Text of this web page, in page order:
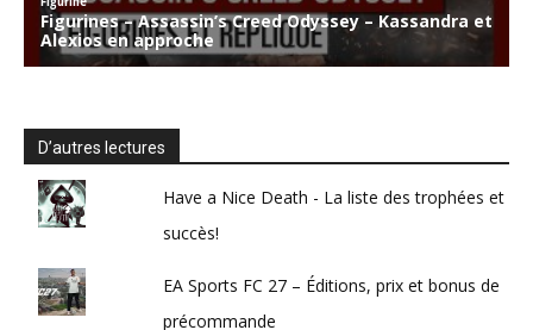
D’autres lectures
Have a Nice Death - La liste des trophées et
succès!
EA Sports FC 27 – Éditions, prix et bonus de
précommande